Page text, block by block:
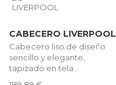
CABECERO LIVERPOOL
Cabecero liso de diseño
sencillo y elegante,
tapizado en tela...